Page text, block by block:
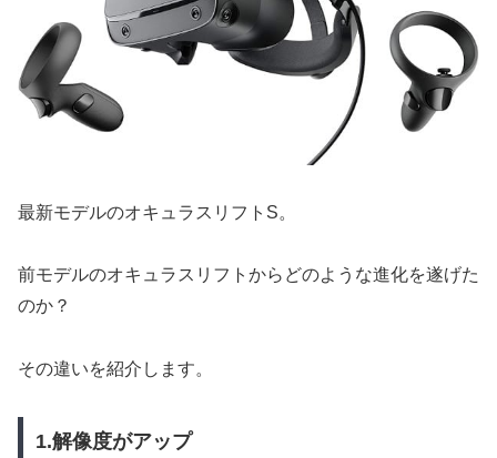
最新モデルのオキュラスリフトS。
前モデルのオキュラスリフトからどのような進化を遂げた
のか？
その違いを紹介します。
1.解像度がアップ